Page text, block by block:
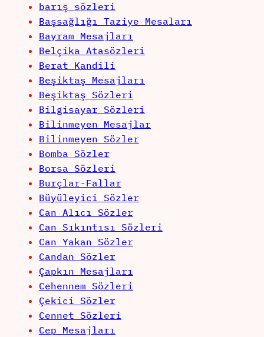
barış sözleri
Başsağlığı Taziye Mesaları
Bayram Mesajları
Belçika Atasözleri
Berat Kandili
Beşiktaş Mesajları
Beşiktaş Sözleri
Bilgisayar Sözleri
Bilinmeyen Mesajlar
Bilinmeyen Sözler
Bomba Sözler
Borsa Sözleri
Burçlar-Fallar
Büyüleyici Sözler
Can Alıcı Sözler
Can Sıkıntısı Sözleri
Can Yakan Sözler
Candan Sözler
Çapkın Mesajları
Cehennem Sözleri
Çekici Sözler
Cennet Sözleri
Cep Mesajları